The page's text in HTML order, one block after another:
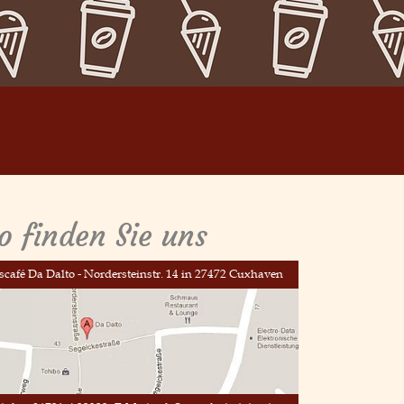
finden Sie uns
Da Dalto - Nordersteinstr. 14 in 27472 Cuxhaven